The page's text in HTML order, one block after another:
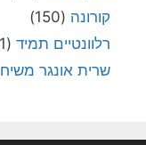
קורונה (150)
רלוונטיים תמיד (4,091)
שרית אונגר משיח